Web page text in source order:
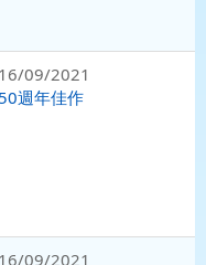
16/09/2021
週年佳作
16/09/2021